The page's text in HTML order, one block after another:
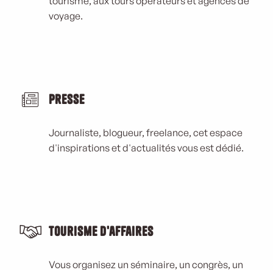
voyage.
Presse
Journaliste, blogueur, freelance, cet espace
d'inspirations et d'actualités vous est dédié.
Tourisme d'affaires
Vous organisez un séminaire, un congrès, un